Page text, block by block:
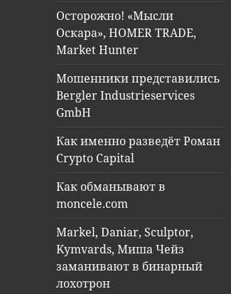
Осторожно! «Мысли
Оскара», HOMER TRADE,
Market Hunter
Мошенники представились
Bergler Industrieservices
GmbH
Как именно разведёт Роман
Crypto Capital
Как обманывают в
moncele.com
Markel, Daniar, Sculptor,
Kymvards, Миша Чейз
заманивают в бинарный
лохотрон